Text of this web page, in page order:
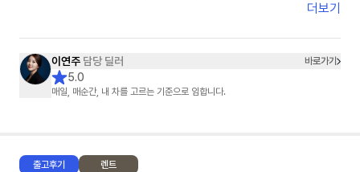
​차량 배정부터 탁송까지 중간중간 진행 상황을 먼저 알려주시고, 제가 놓칠
좋게 드라이브 다녀왔네요. 빠르고 정확한 일 처리는 물론이고 정말 친절하
십니다. 장기렌트 고민 중이시라면 스타타당 이연주 매니저님 강력 추천합니
다!"
더보기
이연주 담당 딜러 바로가기
5.0
매일, 매순간, 내 차를 고르는 기준으로 임합니다.
출고후기 렌트